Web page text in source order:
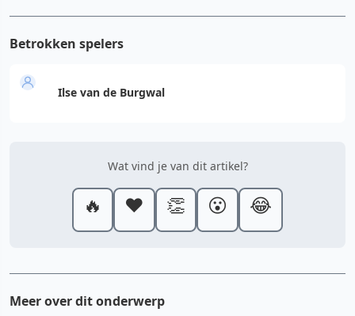
Betrokken spelers
Ilse van de Burgwal
Wat vind je van dit artikel?
🔥 ❤️ 👏 😮 😂
Meer over dit onderwerp